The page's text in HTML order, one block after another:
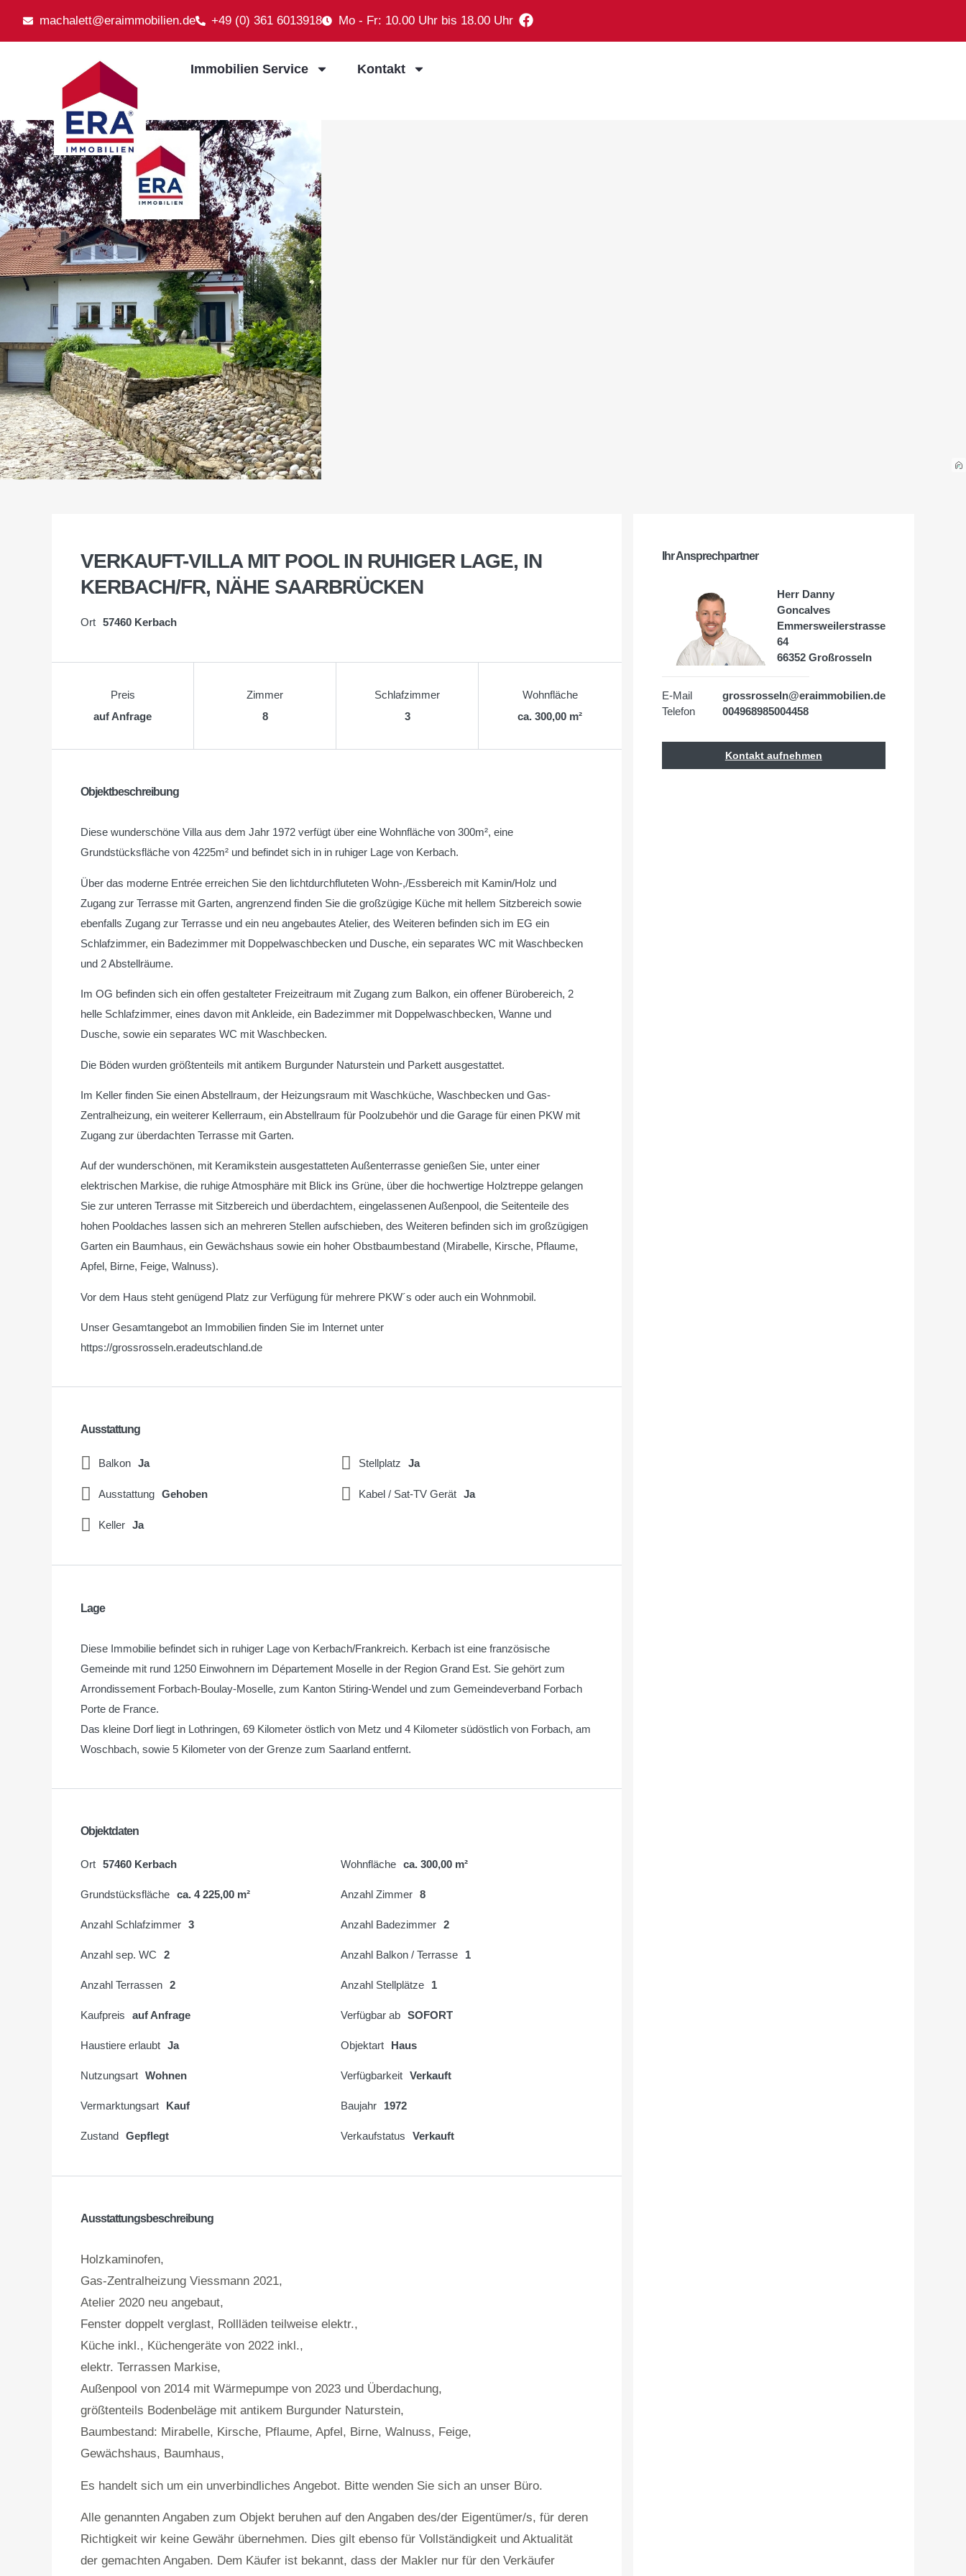
machalett@eraimmobilien.de +49 (0) 361 6013918 Mo - Fr: 10.00 Uhr bis 18.00 Uhr
Immobilien Service Kontakt
VERKAUFT-VILLA MIT POOL IN RUHIGER LAGE, IN
KERBACH/FR, NÄHE SAARBRÜCKEN
Ort 57460 Kerbach
Preis
auf Anfrage
Zimmer
8
Schlafzimmer
3
Wohnfläche
ca. 300,00 m²
Objektbeschreibung
Diese wunderschöne Villa aus dem Jahr 1972 verfügt über eine Wohnfläche von 300m², eine
Grundstücksfläche von 4225m² und befindet sich in in ruhiger Lage von Kerbach.
Über das moderne Entrée erreichen Sie den lichtdurchfluteten Wohn-,/Essbereich mit Kamin/Holz und
Zugang zur Terrasse mit Garten, angrenzend finden Sie die großzügige Küche mit hellem Sitzbereich sowie
ebenfalls Zugang zur Terrasse und ein neu angebautes Atelier, des Weiteren befinden sich im EG ein
Schlafzimmer, ein Badezimmer mit Doppelwaschbecken und Dusche, ein separates WC mit Waschbecken
und 2 Abstellräume.
Im OG befinden sich ein offen gestalteter Freizeitraum mit Zugang zum Balkon, ein offener Bürobereich, 2
helle Schlafzimmer, eines davon mit Ankleide, ein Badezimmer mit Doppelwaschbecken, Wanne und
Dusche, sowie ein separates WC mit Waschbecken.
Die Böden wurden größtenteils mit antikem Burgunder Naturstein und Parkett ausgestattet.
Im Keller finden Sie einen Abstellraum, der Heizungsraum mit Waschküche, Waschbecken und Gas-
Zentralheizung, ein weiterer Kellerraum, ein Abstellraum für Poolzubehör und die Garage für einen PKW mit
Zugang zur überdachten Terrasse mit Garten.
Auf der wunderschönen, mit Keramikstein ausgestatteten Außenterrasse genießen Sie, unter einer
elektrischen Markise, die ruhige Atmosphäre mit Blick ins Grüne, über die hochwertige Holztreppe gelangen
Sie zur unteren Terrasse mit Sitzbereich und überdachtem, eingelassenen Außenpool, die Seitenteile des
hohen Pooldaches lassen sich an mehreren Stellen aufschieben, des Weiteren befinden sich im großzügigen
Garten ein Baumhaus, ein Gewächshaus sowie ein hoher Obstbaumbestand (Mirabelle, Kirsche, Pflaume,
Apfel, Birne, Feige, Walnuss).
Vor dem Haus steht genügend Platz zur Verfügung für mehrere PKW´s oder auch ein Wohnmobil.
Unser Gesamtangebot an Immobilien finden Sie im Internet unter
https://grossrosseln.eradeutschland.de
Ausstattung
Balkon Ja Stellplatz Ja
Ausstattung Gehoben Kabel / Sat-TV Gerät Ja
Keller Ja
Lage
Diese Immobilie befindet sich in ruhiger Lage von Kerbach/Frankreich. Kerbach ist eine französische
Gemeinde mit rund 1250 Einwohnern im Département Moselle in der Region Grand Est. Sie gehört zum
Arrondissement Forbach-Boulay-Moselle, zum Kanton Stiring-Wendel und zum Gemeindeverband Forbach
Porte de France.
Das kleine Dorf liegt in Lothringen, 69 Kilometer östlich von Metz und 4 Kilometer südöstlich von Forbach, am
Woschbach, sowie 5 Kilometer von der Grenze zum Saarland entfernt.
Objektdaten
Ort 57460 Kerbach Wohnfläche ca. 300,00 m²
Grundstücksfläche ca. 4 225,00 m² Anzahl Zimmer 8
Anzahl Schlafzimmer 3 Anzahl Badezimmer 2
Anzahl sep. WC 2 Anzahl Balkon / Terrasse 1
Anzahl Terrassen 2 Anzahl Stellplätze 1
Kaufpreis auf Anfrage Verfügbar ab SOFORT
Haustiere erlaubt Ja Objektart Haus
Nutzungsart Wohnen Verfügbarkeit Verkauft
Vermarktungsart Kauf Baujahr 1972
Zustand Gepflegt Verkaufstatus Verkauft
Ausstattungsbeschreibung
Holzkaminofen,
Gas-Zentralheizung Viessmann 2021,
Atelier 2020 neu angebaut,
Fenster doppelt verglast, Rollläden teilweise elektr.,
Küche inkl., Küchengeräte von 2022 inkl.,
elektr. Terrassen Markise,
Außenpool von 2014 mit Wärmepumpe von 2023 und Überdachung,
größtenteils Bodenbeläge mit antikem Burgunder Naturstein,
Baumbestand: Mirabelle, Kirsche, Pflaume, Apfel, Birne, Walnuss, Feige,
Gewächshaus, Baumhaus,
Es handelt sich um ein unverbindliches Angebot. Bitte wenden Sie sich an unser Büro.
Alle genannten Angaben zum Objekt beruhen auf den Angaben des/der Eigentümer/s, für deren
Richtigkeit wir keine Gewähr übernehmen. Dies gilt ebenso für Vollständigkeit und Aktualität
der gemachten Angaben. Dem Käufer ist bekannt, dass der Makler nur für den Verkäufer
Ihr Ansprechpartner
Herr Danny
Goncalves
Emmersweilerstrasse
64
66352 Großrosseln
E-Mail
grossrosseln@eraimmobilien.de
Telefon
004968985004458
Kontakt aufnehmen